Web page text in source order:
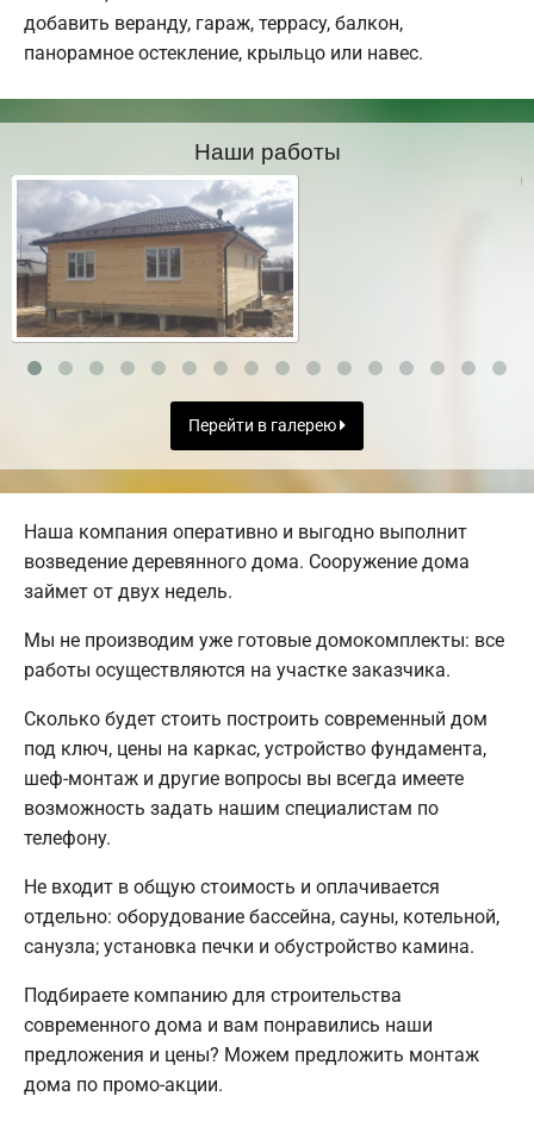
добавить веранду, гараж, террасу, балкон,
панорамное остекление, крыльцо или навес.
Наши работы
Перейти в галерею
Наша компания оперативно и выгодно выполнит
возведение деревянного дома. Сооружение дома
займет от двух недель.
Мы не производим уже готовые домокомплекты: все
работы осуществляются на участке заказчика.
Сколько будет стоить построить современный дом
под ключ, цены на каркас, устройство фундамента,
шеф-монтаж и другие вопросы вы всегда имеете
возможность задать нашим специалистам по
телефону.
Не входит в общую стоимость и оплачивается
отдельно: оборудование бассейна, сауны, котельной,
санузла; установка печки и обустройство камина.
Подбираете компанию для строительства
современного дома и вам понравились наши
предложения и цены? Можем предложить монтаж
дома по промо-акции.